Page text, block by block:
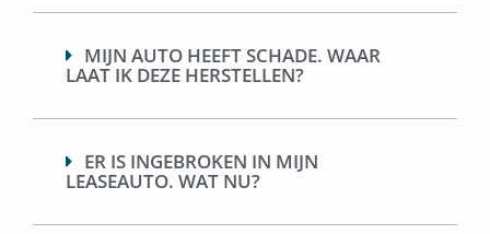
MIJN AUTO HEEFT SCHADE. WAAR
LAAT IK DEZE HERSTELLEN?
ER IS INGEBROKEN IN MIJN
LEASEAUTO. WAT NU?